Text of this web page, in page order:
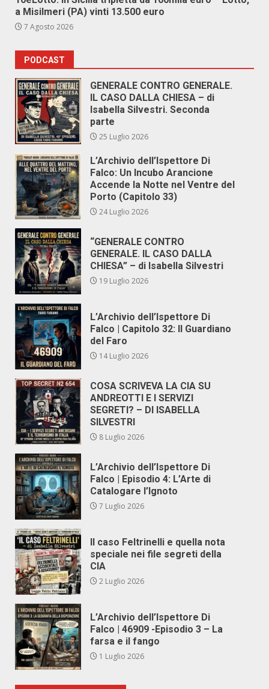
a Misilmeri (PA) vinti 13.500 euro
7 Agosto 2026
PODCAST
GENERALE CONTRO GENERALE.
IL CASO DALLA CHIESA – di
Isabella Silvestri. Seconda
parte
25 Luglio 2026
L’Archivio dell’Ispettore Di
Falco: Un Incubo Arancione
Accende la Notte nel Ventre del
Porto (Capitolo 33)
24 Luglio 2026
“GENERALE CONTRO
GENERALE. IL CASO DALLA
CHIESA” – di Isabella Silvestri
19 Luglio 2026
L’Archivio dell’Ispettore Di
Falco | Capitolo 32: Il Guardiano
del Faro
14 Luglio 2026
COSA SCRIVEVA LA CIA SU
ANDREOTTI E I SERVIZI
SEGRETI? – DI ISABELLA
SILVESTRI
8 Luglio 2026
L’Archivio dell’Ispettore Di
Falco | Episodio 4: L’Arte di
Catalogare l’Ignoto
7 Luglio 2026
Il caso Feltrinelli e quella nota
speciale nei file segreti della
CIA
2 Luglio 2026
L’Archivio dell’Ispettore Di
Falco | 46909 -Episodio 3 – La
farsa e il fango
1 Luglio 2026